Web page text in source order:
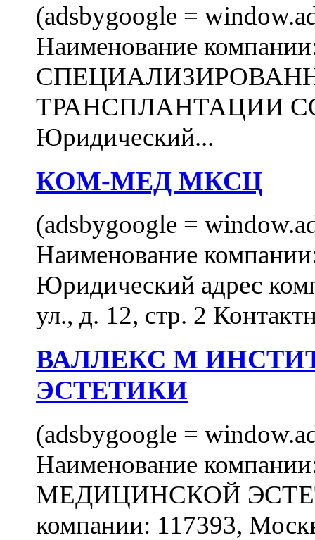
(adsbygoogle =
Наименование
ТРАНСПЛАНТАЦИИ
Юридический...
КОМ-МЕД МКСЦ
(adsbygoogle =
Наименование
Юридический адрес
ул., д. 12, стр. 2
ВАЛЛЕКС М
ЭСТЕТИКИ
(adsbygoogle =
Наименование
МЕДИЦИНСКОЙ
компании: 117393,